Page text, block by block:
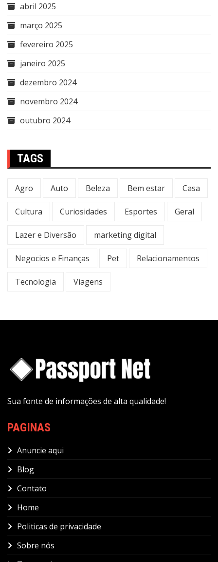
abril 2025
março 2025
fevereiro 2025
janeiro 2025
dezembro 2024
novembro 2024
outubro 2024
TAGS
Agro Auto Beleza Bem estar Casa
Cultura Curiosidades Esportes Geral
Lazer e Diversão marketing digital
Negocios e Finanças Pet Relacionamentos
Tecnologia Viagens
Sua fonte de informações de alta qualidade!
PAGINAS
Anuncie aqui
Blog
Contato
Home
Politicas de privacidade
Sobre nós